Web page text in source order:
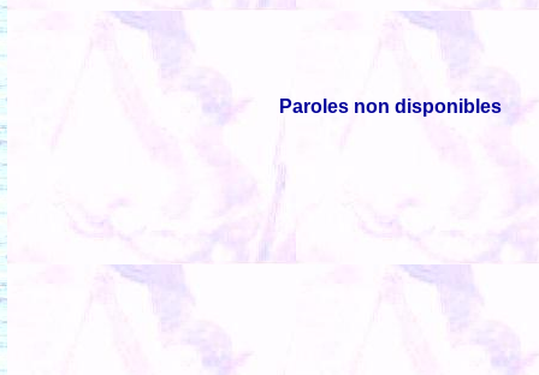
Paroles non disponibles